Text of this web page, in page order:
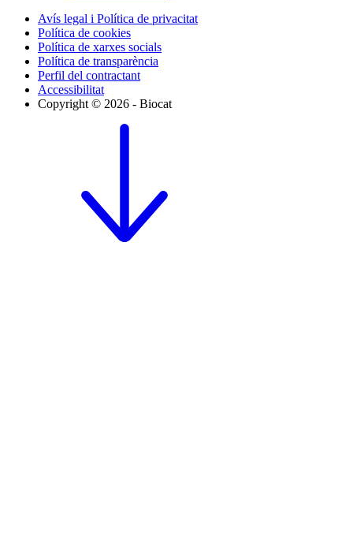
Avís legal i Política de privacitat
Política de cookies
Política de xarxes socials
Política de transparència
Perfil del contractant
Accessibilitat
Copyright © 2026 - Biocat